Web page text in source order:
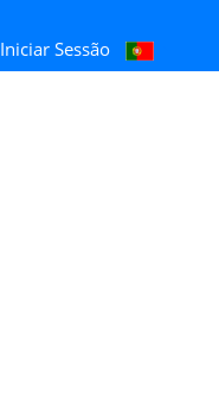
Iniciar Sessão